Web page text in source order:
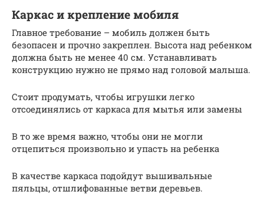
Каркас и крепление мобиля
Главное требование – мобиль должен быть
безопасен и прочно закреплен. Высота над ребенком
должна быть не менее 40 см. Устанавливать
конструкцию нужно не прямо над головой малыша.
Стоит продумать, чтобы игрушки легко
отсоединялись от каркаса для мытья или замены
В то же время важно, чтобы они не могли
отцепиться произвольно и упасть на ребенка
В качестве каркаса подойдут вышивальные
пяльцы, отшлифованные ветви деревьев.